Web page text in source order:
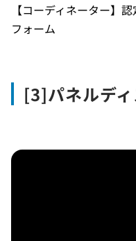
【コーディネーター】
フォーム
[3]パネルデ